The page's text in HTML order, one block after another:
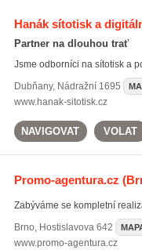
Hanák sítotisk a
Partner na dlouhou trať
Jsme odborníci na sítotisk a
Dubňany, Nádražní 1695
www.hanak-sitotisk.cz
NAVIGOVAT VOLAT
Promo-agentura.cz
Zabýváme se kompletní
Brno, Hostislavova 642
www.promo-agentura.cz